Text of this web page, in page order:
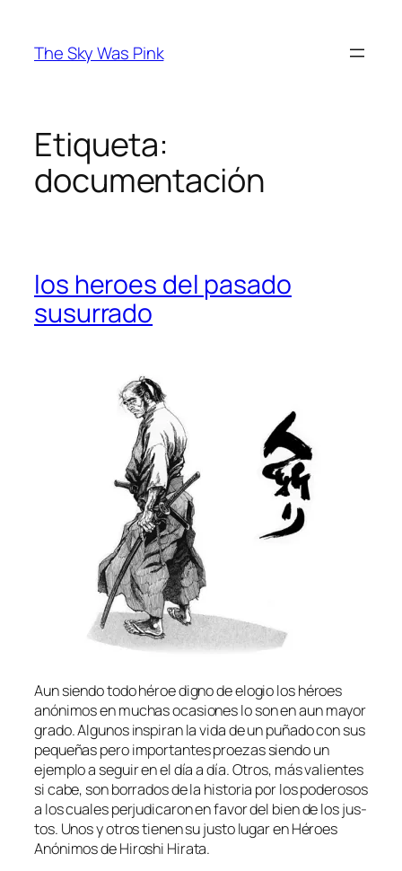
contenido
The Sky Was Pink
Etiqueta:
documentación
los heroes del pasado
susurrado
Aun sien­do to­do hé­roe digno de elo­gio los hé­roes
anó­ni­mos en mu­chas oca­sio­nes lo son en aun ma­yor
gra­do. Algunos ins­pi­ran la vi­da de un pu­ña­do con sus
pe­que­ñas pe­ro im­por­tan­tes proezas sien­do un
ejem­plo a se­guir en el día a día. Otros, más va­lien­tes
si ca­be, son bo­rra­dos de la his­to­ria por los po­de­ro­sos
a los cua­les per­ju­di­ca­ron en fa­vor del bien de los jus­
tos. Unos y otros tie­nen su jus­to lu­gar en Héroes
Anónimos de Hiroshi Hirata.